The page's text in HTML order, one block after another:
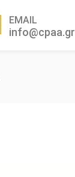
EMAIL
info@cpaa.gr